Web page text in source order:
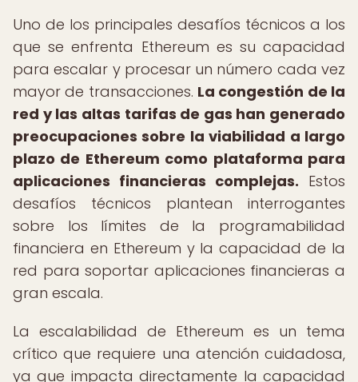
Uno de los principales desafíos técnicos a los
que se enfrenta Ethereum es su capacidad
para escalar y procesar un número cada vez
mayor de transacciones. La congestión de la
red y las altas tarifas de gas han generado
preocupaciones sobre la viabilidad a largo
plazo de Ethereum como plataforma para
aplicaciones financieras complejas. Estos
desafíos técnicos plantean interrogantes
sobre los límites de la programabilidad
financiera en Ethereum y la capacidad de la
red para soportar aplicaciones financieras a
gran escala.
La escalabilidad de Ethereum es un tema
crítico que requiere una atención cuidadosa,
ya que impacta directamente la capacidad